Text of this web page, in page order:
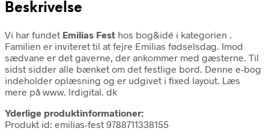
Beskrivelse
Vi har fundet Emilias Fest hos bog&idé i kategorien .
Familien er inviteret til at fejre Emilias fødselsdag. Imod
sædvane er det gaverne, der ankommer med gæsterne. Til
sidst sidder alle bænket om det festlige bord. Denne e-bog
indeholder oplæsning og er udgivet i fixed layout. Læs
mere på www. lrdigital. dk
Yderlige produktinformationer:
Produkt id: emilias-fest 9788711338155